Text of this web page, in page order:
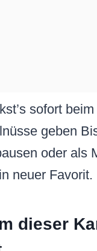
sofort
geben
oder als
neuer
dieser